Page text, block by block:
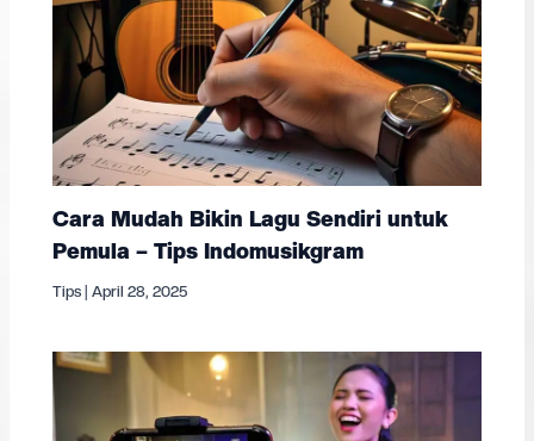
Cara Mudah Bikin Lagu Sendiri untuk
Pemula – Tips Indomusikgram
Tips |April 28, 2025